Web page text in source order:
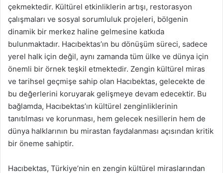
çekmektedir. Kültürel etkinliklerin artışı, restorasyon
çalışmaları ve sosyal sorumluluk projeleri, bölgenin
dinamik bir merkez haline gelmesine katkıda
bulunmaktadır. Hacıbektas’ın bu dönüşüm süreci, sadece
yerel halk için değil, aynı zamanda tüm ülke ve dünya için
önemli bir örnek teşkil etmektedir. Zengin kültürel miras
ve tarihsel geçmişe sahip olan Hacıbektas, gelecekte de
bu değerlerini koruyarak gelişmeye devam edecektir. Bu
bağlamda, Hacıbektas’ın kültürel zenginliklerinin
tanıtılması ve korunması, hem gelecek nesillerin hem de
dünya halklarının bu mirastan faydalanması açısından kritik
bir öneme sahiptir.
Hacıbektas, Türkiye’nin en zengin kültürel miraslarından